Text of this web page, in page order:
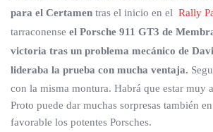
para el Certamen tras el inicio en el Rally
tarraconense el Porsche 911 GT3 de
victoria tras un problema mecánico de
lideraba la prueba con mucha ventaja.
con la misma montura. Habrá que estar muy
Proto puede dar muchas sorpresas también
favorable los potentes Porsches.